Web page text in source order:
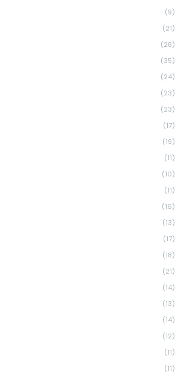
(9)
(21)
(28)
(35)
(24)
(23)
(23)
(17)
(19)
(11)
(10)
(11)
(16)
(13)
(17)
(18)
(21)
(14)
(13)
(14)
(12)
(11)
(11)